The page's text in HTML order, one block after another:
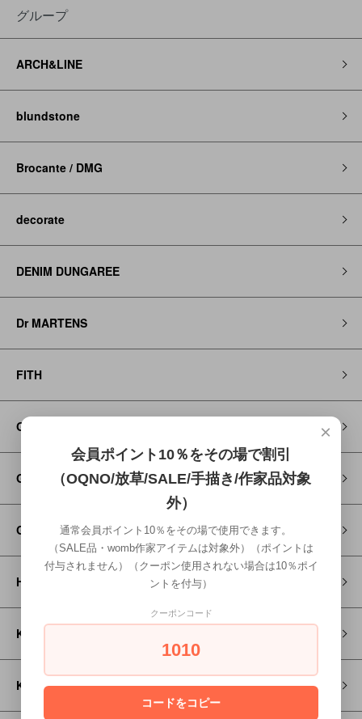
グループ
ARCH&LINE
blundstone
Brocante / DMG
decorate
DENIM DUNGAREE
Dr MARTENS
FITH
Go to Hollywood
GRAMICCI
GROOVY COLORS
HOSO
KAPITAL
KEEN
×
会員ポイント10％をその場で割引
（OQNO/放草/SALE/手描き/作家品対象
外）
通常会員ポイント10％をその場で使用できます。
（SALE品・womb作家アイテムは対象外）（ポイントは
付与されません）（クーポン使用されない場合は10％ポイ
ントを付与）
クーポンコード
1010
コードをコピー